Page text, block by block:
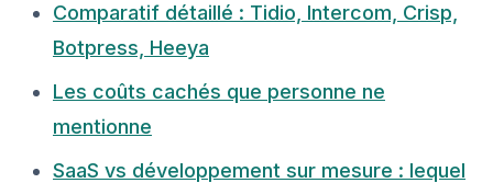
Comparatif détaillé : Tidio, Intercom, Crisp,
Botpress, Heeya
Les coûts cachés que personne ne
mentionne
SaaS vs développement sur mesure : lequel